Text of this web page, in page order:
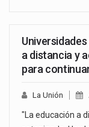
a distancia y
para
La Unión
"La educación a